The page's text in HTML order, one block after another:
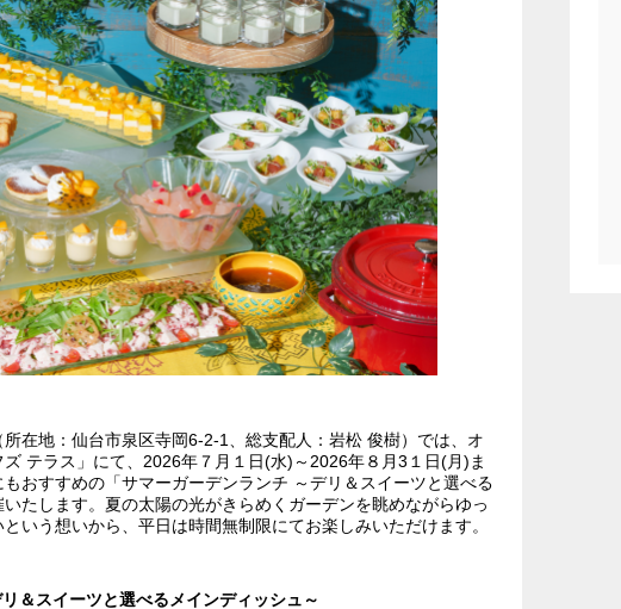
在地：仙台市泉区寺岡6-2-1、総支配人：岩松 俊樹）では、オ
テラス」にて、2026年７月１日(水)～2026年８月3１日(月)ま
おすすめの「サマーガーデンランチ ～デリ＆スイーツと選べる
たします。夏の太陽の光がきらめくガーデンを眺めながらゆっ
いう想いから、平日は時間無制限にてお楽しみいただけます。
＆スイーツと選べるメインディッシュ～